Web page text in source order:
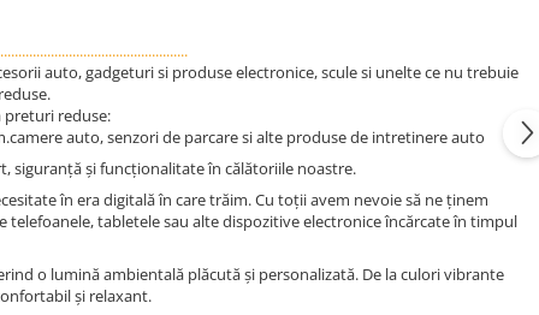
auto, gadgeturi si produse electronice, scule si unelte ce nu trebuie
preturi reduse:
auto, senzori de parcare si alte produse de intretinere auto
siguranță și funcționalitate în călătoriile noastre.
în era digitală în care trăim. Cu toții avem nevoie să ne ținem
tabletele sau alte dispozitive electronice încărcate în timpul
o lumină ambientală plăcută și personalizată. De la culori vibrante
și relaxant.